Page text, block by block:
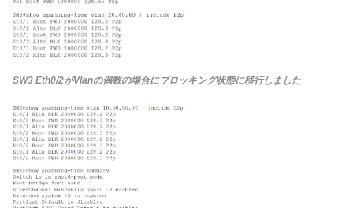
SW3 Eth0/2がVlanの偶数の場合にブロッキング状態に移行しました